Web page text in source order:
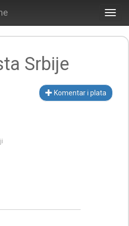
Srbije
Komentar i plata